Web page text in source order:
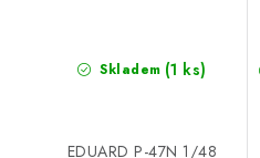
Skladem (1 ks)
EDUARD P-47N 1/48